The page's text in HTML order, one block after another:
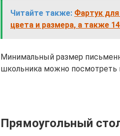
Читайте также: Фартук
цвета и размера, а также
Минимальный размер
школьника можно посмотреть
Прямоугольный